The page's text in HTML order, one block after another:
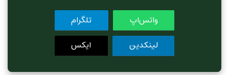
واتس‌اپ
تلگرام
لینکدین
ایکس